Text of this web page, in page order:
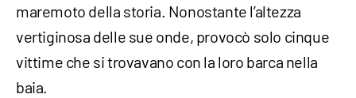
maremoto della storia. Nonostante l’altezza
vertiginosa delle sue onde, provocò solo cinque
vittime che si trovavano con la loro barca nella
baia.